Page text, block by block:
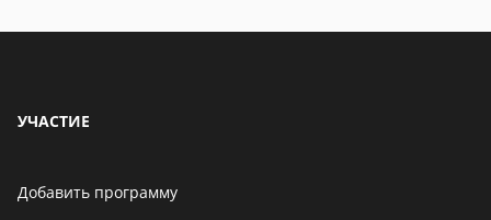
УЧАСТИЕ
Добавить программу